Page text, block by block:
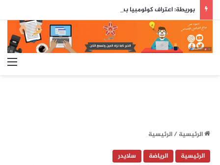
الرئيسية/الرئيسية
الرئيسية
الرياضة سلايدر